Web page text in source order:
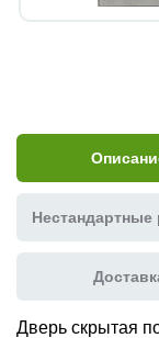
Нестандартные
Дверь скрытая